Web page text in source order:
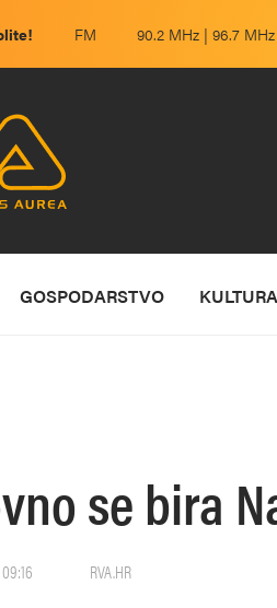
FM 90.2 MHz | 96.7 MHz
GOSPODARSTVO KULTURA
se bira
RVA.HR